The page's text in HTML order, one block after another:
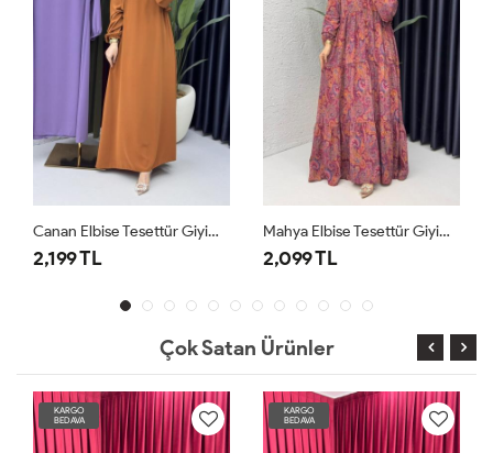
Canan Elbise Tesettür Giyim Kiremit
2,199 TL
Mahya Elbise Tesettür Giyim Bordo
2,099 TL
Çok Satan Ürünler
KARGO
BEDAVA
KARGO
BEDAVA